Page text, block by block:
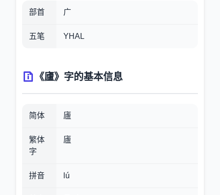
部首 广
五笔 YHAL
《廬》字的基本信息
简体 廬
繁体
字
廬
拼音 lú